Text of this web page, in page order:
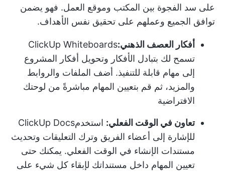
على سد الفجوة بين المكتب وموقع العمل. فهو يضمن
توافق الجميع وعملهم على تحقيق نفس الأهداف.
أفكار العصف الذهني:ClickUp Whiteboards
تسمح لك بتبادل الأفكار وتحويل أفكار المشروع
إلى مهام قابلة للتنفيذ. أضف الملفات والروابط
والمزيد، ثم قم بتعيين المهام مباشرةً من لوحتك
الافتراضية
تعاون في الوقت الفعلي: استخدمClickUp Docs
للإشارة إلى أعضاء الفريق وترك التعليقات وتحديث
مستندات الإنشاء في الوقت الفعلي. يمكنك حتى
تعيين المهام داخل مستنداتك لإبقاء كل شيء على